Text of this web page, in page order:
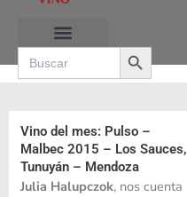
contenido
Search
for:
Search Button
Vino del mes: Pulso –
Malbec 2015 – Los Sauces,
Tunuyán – Mendoza
Julia Halupczok, nos cuenta